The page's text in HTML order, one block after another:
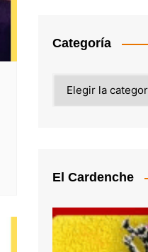
Categoría
El Cardenche